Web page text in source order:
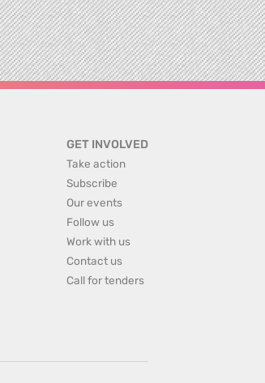
GET INVOLVED
Take action
Subscribe
Our events
Follow us
Work with us
Contact us
Call for tenders